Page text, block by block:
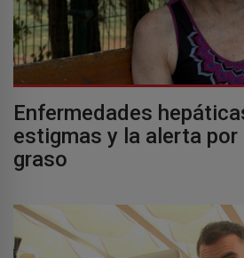
Enfermedades
estigmas y la alerta por
graso